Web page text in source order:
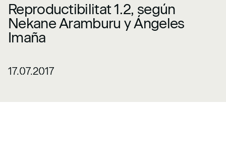
Reproductibilitat 1.2, según
Nekane Aramburu y Ángeles
Imaña
17.07.2017